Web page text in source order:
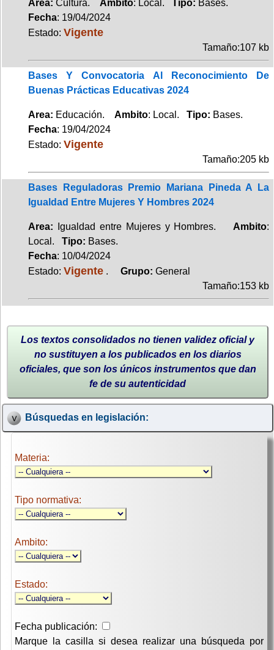
Area: Cultura. Ambito: Local. Tipo: Bases.
Fecha: 19/04/2024
Estado: Vigente
Tamaño:107 kb
Bases Y Convocatoria Al Reconocimiento De
Buenas Prácticas Educativas 2024
Area: Educación. Ambito: Local. Tipo: Bases.
Fecha: 19/04/2024
Estado: Vigente
Tamaño:205 kb
Bases Reguladoras Premio Mariana Pineda A La
Igualdad Entre Mujeres Y Hombres 2024
Area: Igualdad entre Mujeres y Hombres. Ambito:
Local. Tipo: Bases.
Fecha: 10/04/2024
Estado: Vigente . Grupo: General
Tamaño:153 kb
Los textos consolidados no tienen validez oficial y
no sustituyen a los publicados en los diarios
oficiales, que son los únicos instrumentos que dan
fe de su autenticidad
Búsquedas en legislación:
Materia:
Tipo normativa:
Ambito:
Estado:
Fecha publicación:
Marque la casilla si desea realizar una búsqueda por